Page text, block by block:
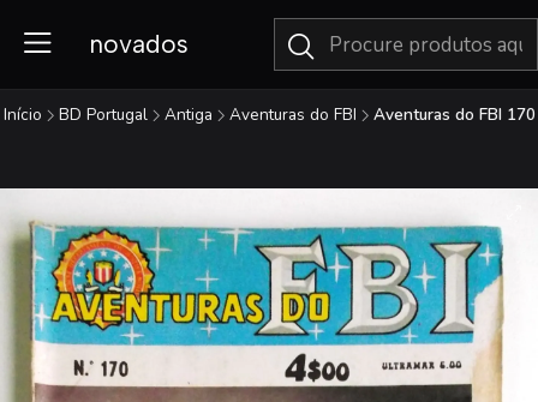
novados
Início BD Portugal Antiga Aventuras do FBI Aventuras do FBI 170